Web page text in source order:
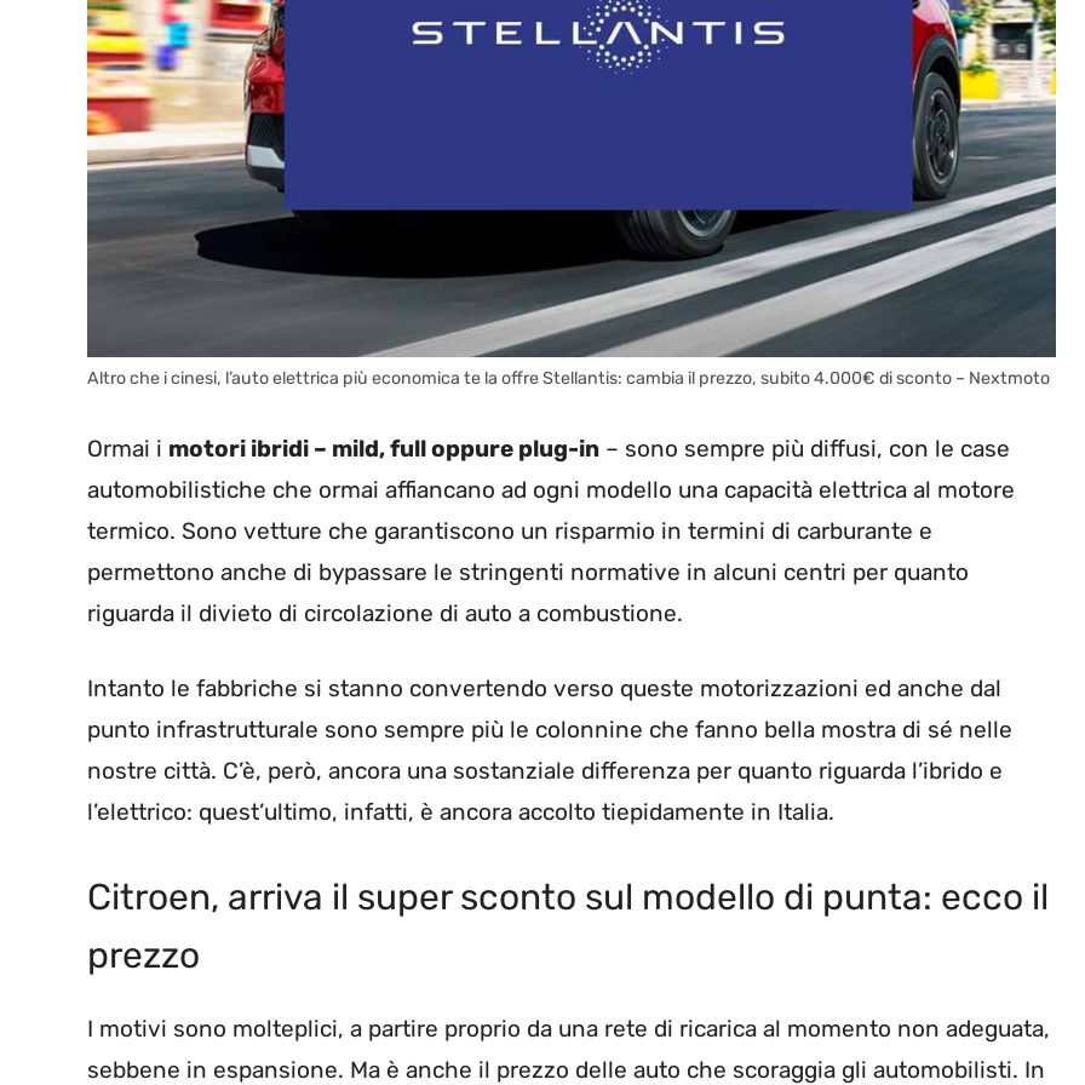
Altro che i cinesi, l’auto elettrica più economica te la offre Stellantis: cambia il prezzo, subito 4.000€ di sconto – Nextmoto
Ormai i motori ibridi – mild, full oppure plug-in – sono sempre più diffusi, con le case
automobilistiche che ormai affiancano ad ogni modello una capacità elettrica al motore
termico. Sono vetture che garantiscono un risparmio in termini di carburante e
permettono anche di bypassare le stringenti normative in alcuni centri per quanto
riguarda il divieto di circolazione di auto a combustione.
Intanto le fabbriche si stanno convertendo verso queste motorizzazioni ed anche dal
punto infrastrutturale sono sempre più le colonnine che fanno bella mostra di sé nelle
nostre città. C’è, però, ancora una sostanziale differenza per quanto riguarda l’ibrido e
l’elettrico: quest’ultimo, infatti, è ancora accolto tiepidamente in Italia.
Citroen, arriva il super sconto sul modello di punta: ecco il
prezzo
I motivi sono molteplici, a partire proprio da una rete di ricarica al momento non adeguata,
sebbene in espansione. Ma è anche il prezzo delle auto che scoraggia gli automobilisti. In